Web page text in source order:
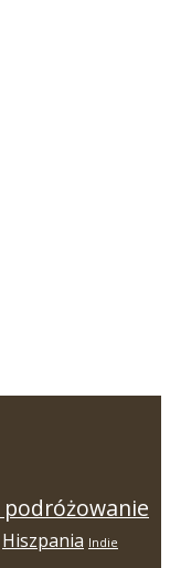
podróżowanie
Hiszpania Indie